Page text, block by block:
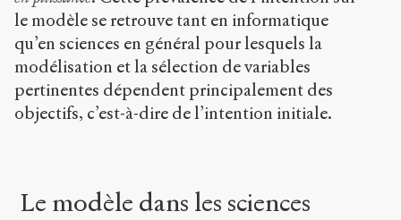
le modèle se retrouve tant en informatique
qu’en sciences en général pour lesquels la
modélisation et la sélection de variables
pertinentes dépendent principalement des
objectifs, c’est-à-dire de l’intention initiale.
Le modèle dans les sciences